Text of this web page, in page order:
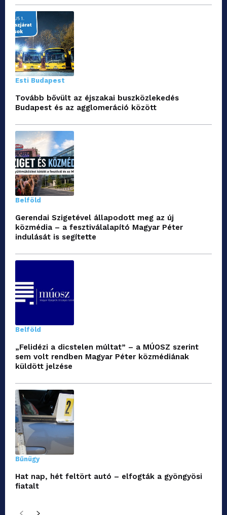
Esti Budapest
Tovább bővült az éjszakai buszközlekedés
Budapest és az agglomeráció között
Belföld
Gerendai Szigetével állapodott meg az új
közmédia – a fesztiválalapító Magyar Péter
indulását is segítette
Belföld
„Felidézi a dicstelen múltat” – a MÚOSZ szerint
sem volt rendben Magyar Péter közmédiának
küldött jelzése
Bűnügy
Hat nap, hét feltört autó – elfogták a gyöngyösi
fiatalt